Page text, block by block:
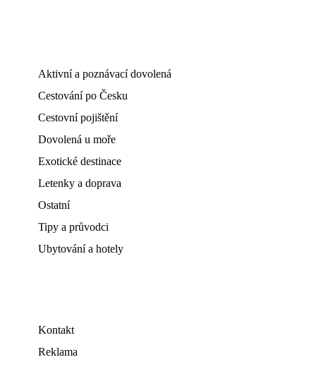
Aktivní a poznávací dovolená
Cestování po Česku
Cestovní pojištění
Dovolená u moře
Exotické destinace
Letenky a doprava
Ostatní
Tipy a průvodci
Ubytování a hotely
Kontakt
Reklama